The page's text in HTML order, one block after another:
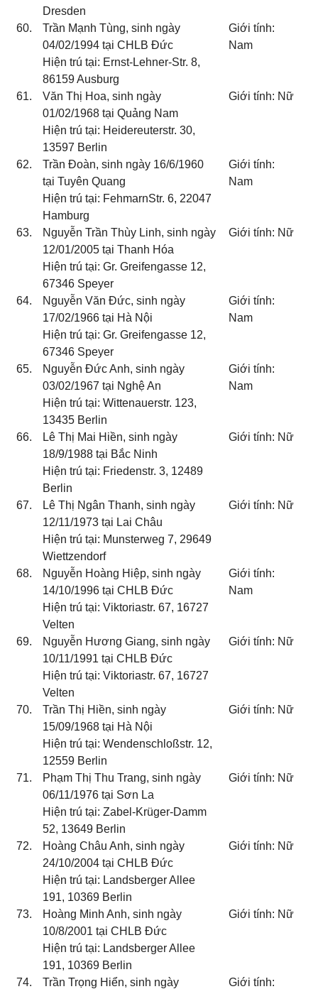
Dresden
60.
Trần Mạnh Tùng, sinh ngày
04/02/1994 tại CHLB Đức
Hiện trú tại: Ernst-Lehner-Str. 8,
86159 Ausburg
Giới tính:
Nam
61.
Văn Thị Hoa, sinh ngày
01/02/1968 tại Quảng Nam
Hiện trú tại: Heidereuterstr. 30,
13597 Berlin
Giới tính: Nữ
62.
Trần Đoàn, sinh ngày 16/6/1960
tại Tuyên Quang
Hiện trú tại: FehmarnStr. 6, 22047
Hamburg
Giới tính:
Nam
63.
Nguyễn Trần Thùy Linh, sinh ngày
12/01/2005 tại Thanh Hóa
Hiện trú tại: Gr. Greifengasse 12,
67346 Speyer
Giới tính: Nữ
64.
Nguyễn Văn Đức, sinh ngày
17/02/1966 tại Hà Nội
Hiện trú tại: Gr. Greifengasse 12,
67346 Speyer
Giới tính:
Nam
65.
Nguyễn Đức Anh, sinh ngày
03/02/1967 tại Nghệ An
Hiện trú tại: Wittenauerstr. 123,
13435 Berlin
Giới tính:
Nam
66.
Lê Thị Mai Hiền, sinh ngày
18/9/1988 tại Bắc Ninh
Hiện trú tại: Friedenstr. 3, 12489
Berlin
Giới tính: Nữ
67.
Lê Thị Ngân Thanh, sinh ngày
12/11/1973 tại Lai Châu
Hiện trú tại: Munsterweg 7, 29649
Wiettzendorf
Giới tính: Nữ
68.
Nguyễn Hoàng Hiệp, sinh ngày
14/10/1996 tại CHLB Đức
Hiện trú tại: Viktoriastr. 67, 16727
Velten
Giới tính:
Nam
69.
Nguyễn Hương Giang, sinh ngày
10/11/1991 tại CHLB Đức
Hiện trú tại: Viktoriastr. 67, 16727
Velten
Giới tính: Nữ
70.
Trần Thị Hiền, sinh ngày
15/09/1968 tại Hà Nội
Hiện trú tại: Wendenschloßstr. 12,
12559 Berlin
Giới tính: Nữ
71.
Phạm Thị Thu Trang, sinh ngày
06/11/1976 tại Sơn La
Hiện trú tại: Zabel-Krüger-Damm
52, 13649 Berlin
Giới tính: Nữ
72.
Hoàng Châu Anh, sinh ngày
24/10/2004 tại CHLB Đức
Hiện trú tại: Landsberger Allee
191, 10369 Berlin
Giới tính: Nữ
73.
Hoàng Minh Anh, sinh ngày
10/8/2001 tại CHLB Đức
Hiện trú tại: Landsberger Allee
191, 10369 Berlin
Giới tính: Nữ
74.
Trần Trọng Hiển, sinh ngày
Giới tính: